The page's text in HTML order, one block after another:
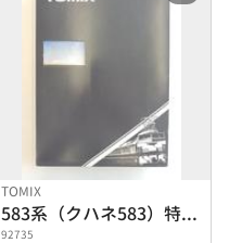
TOMIX
583系（クハネ583）特急基本S
92735